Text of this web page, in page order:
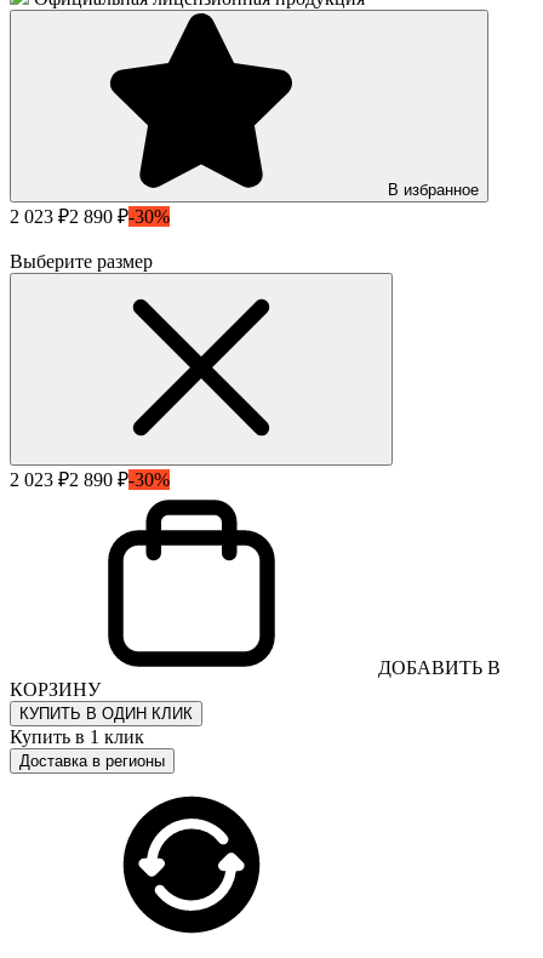
В избранное
2 023 ₽2 890 ₽-30%
Выберите размер
2 023 ₽2 890 ₽-30%
ДОБАВИТЬ В
КОРЗИНУ
КУПИТЬ В ОДИН КЛИК
Купить в 1 клик
Доставка в регионы